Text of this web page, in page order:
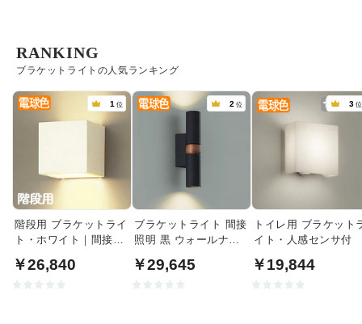
ブラケットライトの人気ランキング
RANKING
1 位
階段用 ブラケットライ
ト・ホワイト｜間接照
￥26,840
2 位
ブラケットライト 間接
照明 黒 ウォールナッ
￥29,645
3 位
トイレ用 ブラケット
イト・人感センサ付
￥19,844